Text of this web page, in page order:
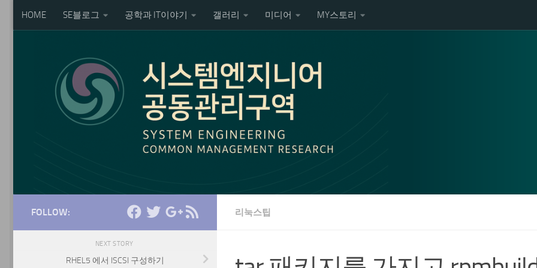
Skip to content
HOME SE블로그 공학과 IT이야기 갤러리 미디어 MY스토리
리눅스팁
FOLLOW:
NEXT STORY
RHEL5 에서 ISCSI 구성하기